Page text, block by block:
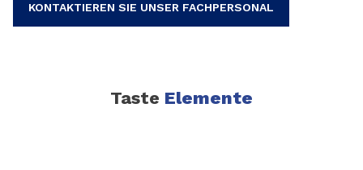
KONTAKTIEREN SIE UNSER FACHPERSONAL
Taste Elemente